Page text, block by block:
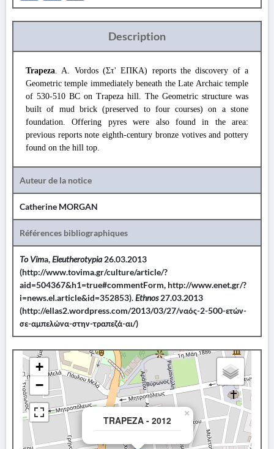
Description
Trapeza. A. Vordos (Στ' ΕΠΚΑ) reports the discovery of a
Geometric temple immediately beneath the Late Archaic temple
of 530-510 BC on Trapeza hill. The Geometric structure was
built of mud brick (preserved to four courses) on a stone
foundation. Offering pyres were also found in the area:
previous reports note eighth-century bronze votives and pottery
found on the hill top.
Auteur de la notice
Catherine MORGAN
Références bibliographiques
To Vima,Eleutherotypia 26.03.2013
(http://www.tovima.gr/culture/article/?
aid=504367&h1=true#commentForm, http://www.enet.gr/?
i=news.el.article&id=352853).Ethnos27.03.2013
(http://ellas2.wordpress.com/2013/03/27/ναός-2-500-ετών-
σε-αμπελώνα-στην-τραπεζά-αι/)
TRAPEZA - 2012
×
+
−